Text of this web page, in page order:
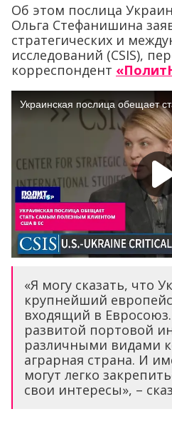
Об этом послица
Ольга Стефанишина
стратегических и
исследований (CSIS),
корреспондент
«Я могу сказать, что
крупнейший
входящий в
развитой портовой
различными видами
аграрная страна. И
могут легко
свои интересы», –